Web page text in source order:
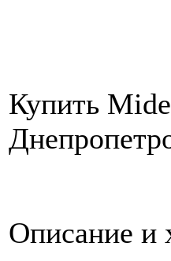
Купить
Описание и